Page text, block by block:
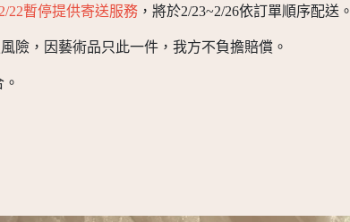
22暫停提供寄送服務 ，將於2/23~2/26依訂單順序配送。
險，因藝術品只此一件，我方不負擔賠償。